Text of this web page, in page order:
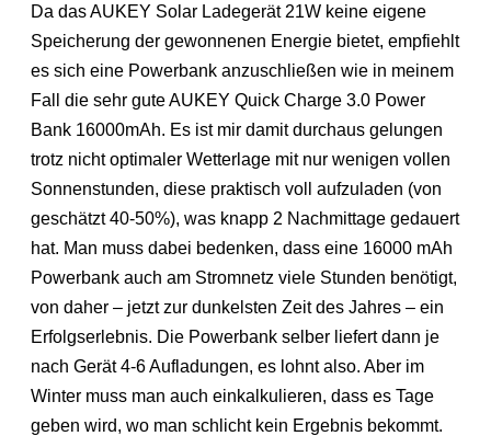
Da das AUKEY Solar Ladegerät 21W keine eigene
Speicherung der gewonnenen Energie bietet, empfiehlt
es sich eine Powerbank anzuschließen wie in meinem
Fall die sehr gute AUKEY Quick Charge 3.0 Power
Bank 16000mAh. Es ist mir damit durchaus gelungen
trotz nicht optimaler Wetterlage mit nur wenigen vollen
Sonnenstunden, diese praktisch voll aufzuladen (von
geschätzt 40-50%), was knapp 2 Nachmittage gedauert
hat. Man muss dabei bedenken, dass eine 16000 mAh
Powerbank auch am Stromnetz viele Stunden benötigt,
von daher – jetzt zur dunkelsten Zeit des Jahres – ein
Erfolgserlebnis. Die Powerbank selber liefert dann je
nach Gerät 4-6 Aufladungen, es lohnt also. Aber im
Winter muss man auch einkalkulieren, dass es Tage
geben wird, wo man schlicht kein Ergebnis bekommt.